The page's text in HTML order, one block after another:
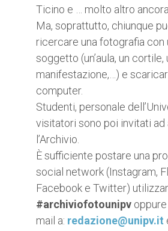
Ticino e … molto altro ancora.
Ma, soprattutto, chiunque
ricercare una fotografia con
soggetto (un’aula, un cortile,
manifestazione,…) e
computer.
Studenti, personale
visitatori sono poi invitati ad
l’Archivio.
È sufficiente postare una
social network (Instagram,
Facebook e Twitter)
#archiviofotounipv
mail a: redazione@unipv.it